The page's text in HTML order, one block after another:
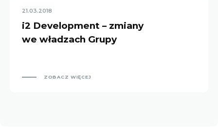
21.03.2018
i2 Development – zmiany
we władzach Grupy
ZOBACZ WIĘCEJ